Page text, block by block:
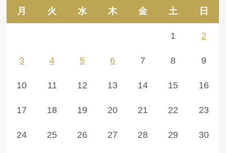
月 火 水 木 金 土 日
1 2
3 4 5 6 7 8 9
10 11 12 13 14 15 16
17 18 19 20 21 22 23
24 25 26 27 28 29 30